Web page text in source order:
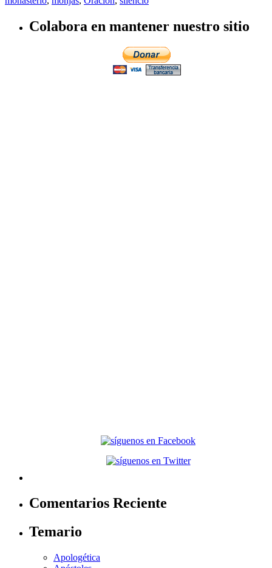
Colabora en mantener nuestro sitio
Comentarios Reciente
Temario
Apologética